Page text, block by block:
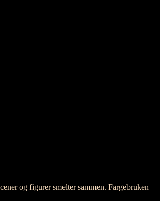
og figurer smelter sammen. Fargebruken